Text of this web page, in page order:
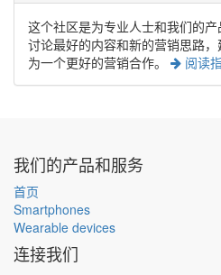
这个社区是为专业人士和我们的
讨论最好的内容和新的营销思路
为一个更好的营销合作。
阅读
我们的产品和服务
首页
Smartphones
Wearable devices
连接我们